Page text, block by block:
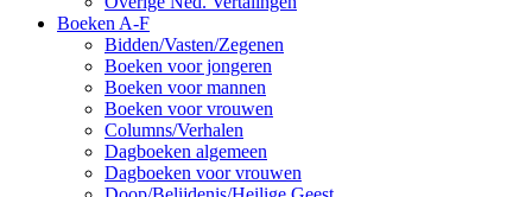
Boeken A-F
Bidden/Vasten/Zegenen
Boeken voor jongeren
Boeken voor mannen
Boeken voor vrouwen
Columns/Verhalen
Dagboeken algemeen
Dagboeken voor vrouwen